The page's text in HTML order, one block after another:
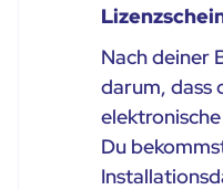
Nach deiner
darum, dass
Du